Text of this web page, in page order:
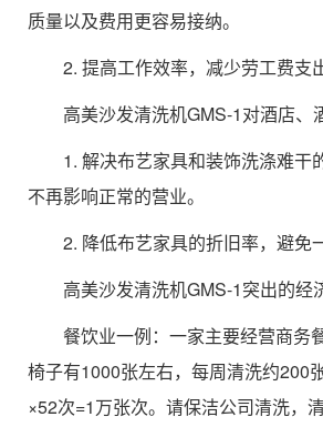
质量以及费用更容易接纳。
2. 提高工作效率，减少劳工费支
高美沙发清洗机GMS-1对酒店、
1. 解决布艺家具和装饰洗涤难干
不再影响正常的营业。
2. 降低布艺家具的折旧率，避免
高美沙发清洗机GMS-1突出的经
餐饮业一例：一家主要经营商务
椅子有1000张左右，每周清洗约200
×52次=1万张次。请保洁公司清洗，